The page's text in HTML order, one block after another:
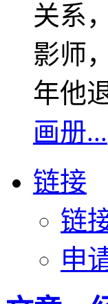
关系
影师
年他
画册...
链接
链
申